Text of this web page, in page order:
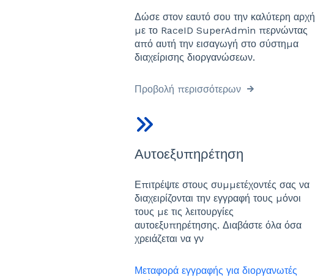
Δώσε στον εαυτό σου την καλύτερη αρχή
με το RaceID SuperAdmin περνώντας
από αυτή την εισαγωγή στο σύστημα
διαχείρισης διοργανώσεων.
Προβολή περισσότερων
Αυτοεξυπηρέτηση
Επιτρέψτε στους συμμετέχοντές σας να
διαχειρίζονται την εγγραφή τους μόνοι
τους με τις λειτουργίες
αυτοεξυπηρέτησης. Διαβάστε όλα όσα
χρειάζεται να γν
Μεταφορά εγγραφής για διοργανωτές